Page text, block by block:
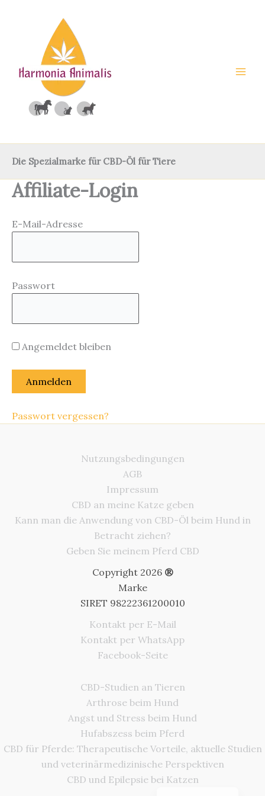
Die Spezialmarke für CBD-Öl für Tiere
Affiliate-Login
E-Mail-Adresse
Passwort
Angemeldet bleiben
Passwort vergessen?
Nutzungsbedingungen
AGB
Impressum
CBD an meine Katze geben
Kann man die Anwendung von CBD-Öl beim Hund in
Betracht ziehen?
Geben Sie meinem Pferd CBD
Copyright 2026 ®
Marke
SIRET 98222361200010
Kontakt per E-Mail
Kontakt per WhatsApp
Facebook-Seite
CBD-Studien an Tieren
Arthrose beim Hund
Angst und Stress beim Hund
Hufabszess beim Pferd
CBD für Pferde: Therapeutische Vorteile, aktuelle Studien
und veterinärmedizinische Perspektiven
CBD und Epilepsie bei Katzen
Français
Nederlands
Español
Italiano